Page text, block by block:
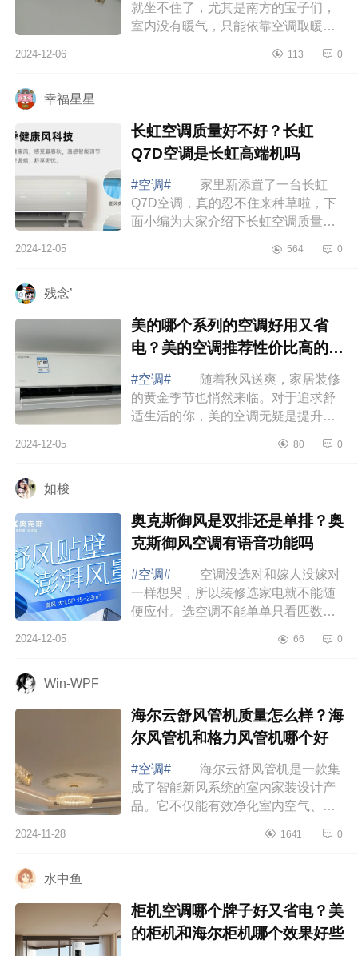
就坐不住了，尤其是南方的宝子们，
室内没有暖气，只能依靠空调取暖。
得买？tcl空调质量差吗 tcl空调值
2024-12-06 113 0
幸福星星
长虹空调质量好不好？长虹
Q7D空调是长虹高端机吗
#空调#
家里新添置了一台长虹
Q7D空调，真的忍不住来种草啦，下
面小编为大家介绍下长虹空调质量好
吗 长虹空调质量好不好 长虹
2024-12-05 564 0
残念’
美的哪个系列的空调好用又省
电？美的空调推荐性价比高的有
哪些
#空调#
随着秋风送爽，家居装修
的黄金季节也悄然来临。对于追求舒
适生活的你，美的空调无疑是提升家
介绍下美的哪个系列的空调好用又省
2024-12-05 80 0
如梭
奥克斯御风是双排还是单排？奥
克斯御风空调有语音功能吗
#空调#
空调没选对和嫁人没嫁对
一样想哭，所以装修选家电就不能随
便应付。选空调不能单单只看匹数，
大家介绍下奥克斯御风是双排还是单
2024-12-05 66 0
Win-WPF
海尔云舒风管机质量怎么样？海
尔风管机和格力风管机哪个好
#空调#
海尔云舒风管机是一款集
成了智能新风系统的室内家装设计产
品。它不仅能有效净化室内空气、通
节，满足您对室内空气质量的高要
2024-11-28 1641 0
水中鱼
柜机空调哪个牌子好又省电？美
的柜机和海尔柜机哪个效果好些